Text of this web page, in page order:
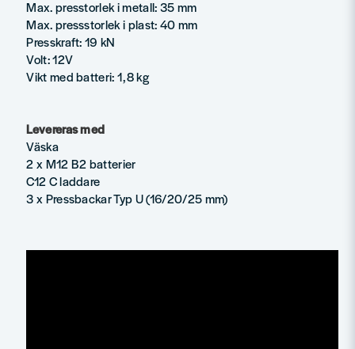
Max. presstorlek i metall: 35 mm
Max. pressstorlek i plast: 40 mm
Presskraft: 19 kN
Volt: 12V
Vikt med batteri: 1,8 kg
Levereras med
Väska
2 x M12 B2 batterier
C12 C laddare
3 x Pressbackar Typ U (16/20/25 mm)